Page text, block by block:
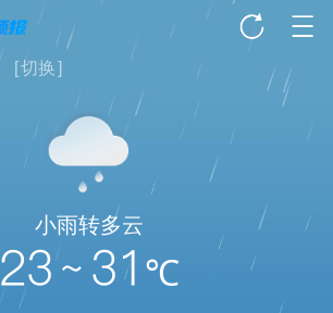
[切换]
小雨转多云
23 ~ 31 ℃